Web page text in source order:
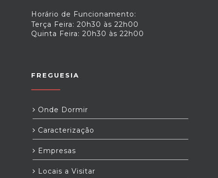
Horário de Funcionamento:
Terça Feira: 20h30 às 22h00
Quinta Feira: 20h30 às 22h00
FREGUESIA
Onde Dormir
Caracterização
Empresas
Locais a Visitar